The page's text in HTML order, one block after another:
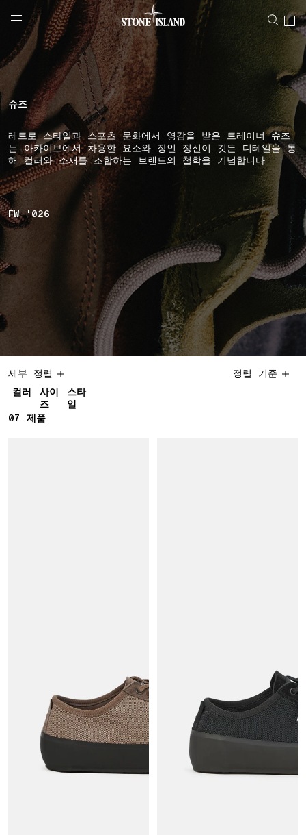
NAVIGATION.ARIA.GOTOMAINCONTENT
LABEL.SHOPPINGCOUNTRY 대한민국
슈즈
레트로 스타일과 스포츠 문화에서 영감을 받은 트레이너 슈즈
는 아카이브에서 차용한 요소와 장인 정신이 깃든 디테일을 통
해 컬러와 소재를 조합하는 브랜드의 철학을 기념합니다.
FW '026
세부 정렬
컬러
사이
즈
스타
일
정렬 기준
07 7 제품
제품